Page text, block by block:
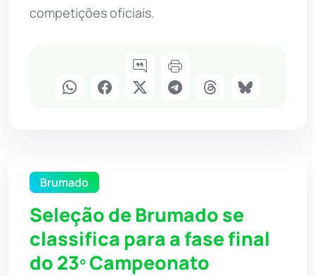
competições oficiais.
Brumado
Seleção de Brumado se
classifica para a fase final
do 23º Campeonato